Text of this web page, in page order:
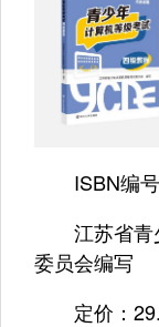
ISBN编
江苏省
委员会编写
定价：